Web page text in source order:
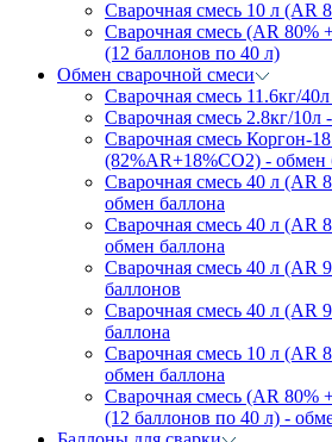
Сварочная смесь 10 л (AR
Сварочная смесь (AR 80%
(12 баллонов по 40 л)
Обмен сварочной смеси
Сварочная смесь 11.6кг/
Сварочная смесь 2.8кг/10л
Сварочная смесь Коргон-
(82%AR+18%CO2) - обмен
Сварочная смесь 40 л (AR
обмен баллона
Сварочная смесь 40 л (AR
обмен баллона
Сварочная смесь 40 л (AR
баллонов
Сварочная смесь 40 л (AR
баллона
Сварочная смесь 10 л (AR
обмен баллона
Сварочная смесь (AR 80%
(12 баллонов по 40 л) -